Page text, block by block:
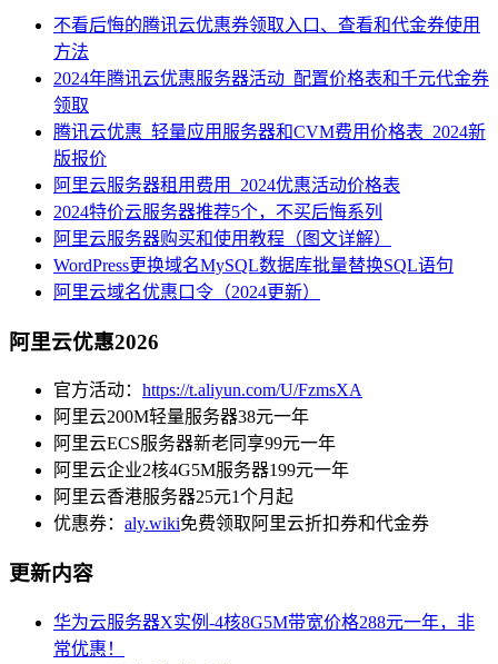
不看后悔的腾讯云优惠券领取入口、查看和代金券使用
方法
2024年腾讯云优惠服务器活动_配置价格表和千元代金券
领取
腾讯云优惠_轻量应用服务器和CVM费用价格表_2024新
版报价
阿里云服务器租用费用_2024优惠活动价格表
2024特价云服务器推荐5个，不买后悔系列
阿里云服务器购买和使用教程（图文详解）
WordPress更换域名MySQL数据库批量替换SQL语句
阿里云域名优惠口令（2024更新）
阿里云优惠2026
官方活动： https://t.aliyun.com/U/FzmsXA
阿里云200M轻量服务器38元一年
阿里云ECS服务器新老同享99元一年
阿里云企业2核4G5M服务器199元一年
阿里云香港服务器25元1个月起
优惠券： aly.wiki免费领取阿里云折扣券和代金券
更新内容
华为云服务器X实例-4核8G5M带宽价格288元一年，非
常优惠！